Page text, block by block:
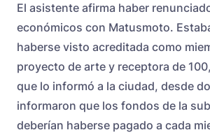
El asistente afirma haber
económicos con Matusmoto.
haberse visto acreditada como
proyecto de arte y receptora de
que lo informó a la ciudad, desde
informaron que los fondos de la
deberían haberse pagado a cada